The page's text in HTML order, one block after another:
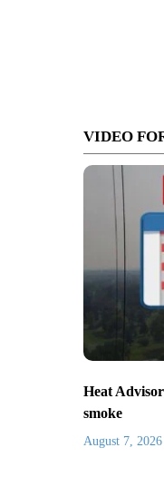
VIDEO
Heat
smoke
August 7, 2026